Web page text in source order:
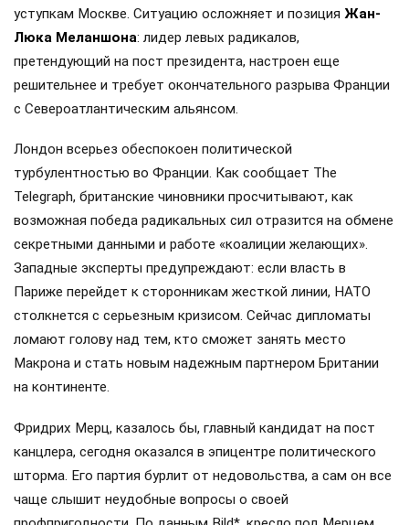
уступкам Москве. Ситуацию осложняет и позиция Жан-
Люка Меланшона: лидер левых радикалов,
претендующий на пост президента, настроен еще
решительнее и требует окончательного разрыва Франции
с Североатлантическим альянсом.
Лондон всерьез обеспокоен политической
турбулентностью во Франции. Как сообщает The
Telegraph, британские чиновники просчитывают, как
возможная победа радикальных сил отразится на обмене
секретными данными и работе «коалиции желающих».
Западные эксперты предупреждают: если власть в
Париже перейдет к сторонникам жесткой линии, НАТО
столкнется с серьезным кризисом. Сейчас дипломаты
ломают голову над тем, кто сможет занять место
Макрона и стать новым надежным партнером Британии
на континенте.
Фридрих Мерц, казалось бы, главный кандидат на пост
канцлера, сегодня оказался в эпицентре политического
шторма. Его партия бурлит от недовольства, а сам он все
чаще слышит неудобные вопросы о своей